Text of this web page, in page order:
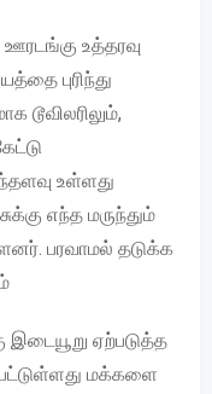
உத்தரவு
புரிந்து
டூவிலரிலும்,
உள்ளது
எந்த மருந்தும்
பரவாமல் தடுக்க
இடையூறு ஏற்படுத்த
மக்களை